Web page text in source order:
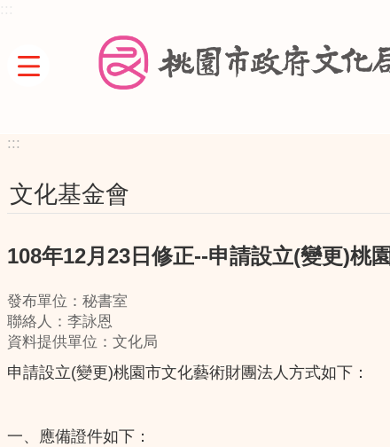
:::
文化基金會
108年12月23日修正--申請設立(變更)桃
發布單位：秘書室
聯絡人：李詠恩
資料提供單位：文化局
申請設立(變更)桃園市文化藝術財團法人方式如下：
一、應備證件如下：